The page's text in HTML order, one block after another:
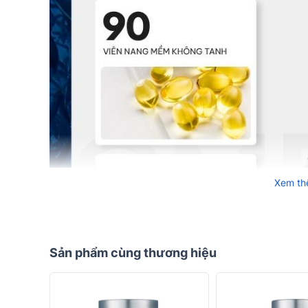
Xem
Sản phẩm cùng thương hiệu